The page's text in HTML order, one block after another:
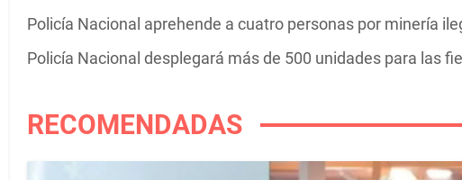
Policía Nacional aprehende a cuatro personas por minería
Policía Nacional desplegará más de 500 unidades para las
RECOMENDADAS